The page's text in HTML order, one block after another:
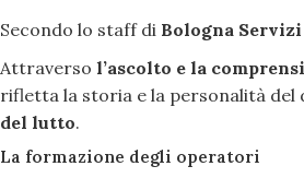
Secondo lo staff di Bologna
Attraverso l’ascolto e la
rifletta la storia e la personalità del
del lutto.
La formazione degli operatori